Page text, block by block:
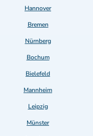
Hannover
Bremen
Nürnberg
Bochum
Bielefeld
Mannheim
Leipzig
Münster